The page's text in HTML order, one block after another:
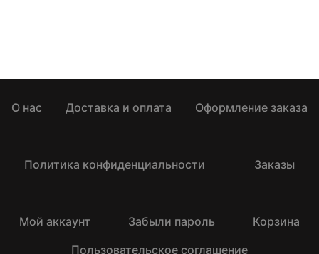
О нас Доставка и оплата Оформление заказа
Политика конфиденциальности Заказы
Мой аккаунт Забыли пароль
Корзина
Пользовательское соглашение